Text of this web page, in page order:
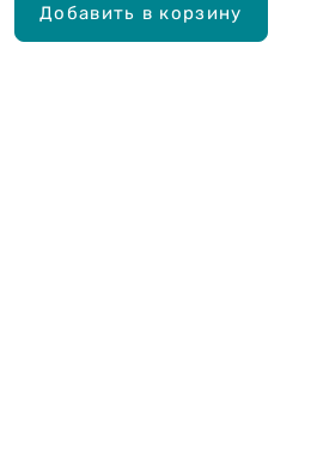
Добавить в корзину